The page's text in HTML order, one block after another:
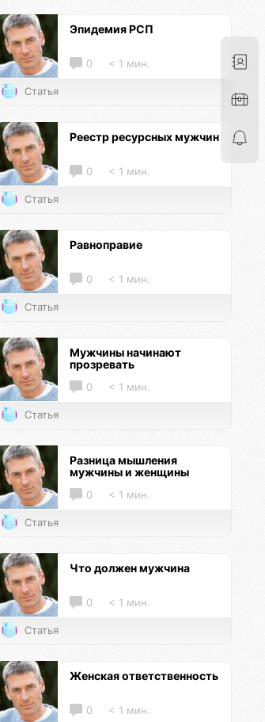
Эпидемия РСП
0 < 1 мин.
Статья
Реестр ресурсных мужчин
0 < 1 мин.
Статья
Равноправие
0 < 1 мин.
Статья
Мужчины начинают
прозревать
0 < 1 мин.
Статья
Разница мышления
мужчины и женщины
0 < 1 мин.
Статья
Что должен мужчина
0 < 1 мин.
Статья
Женская ответственность
0 < 1 мин.